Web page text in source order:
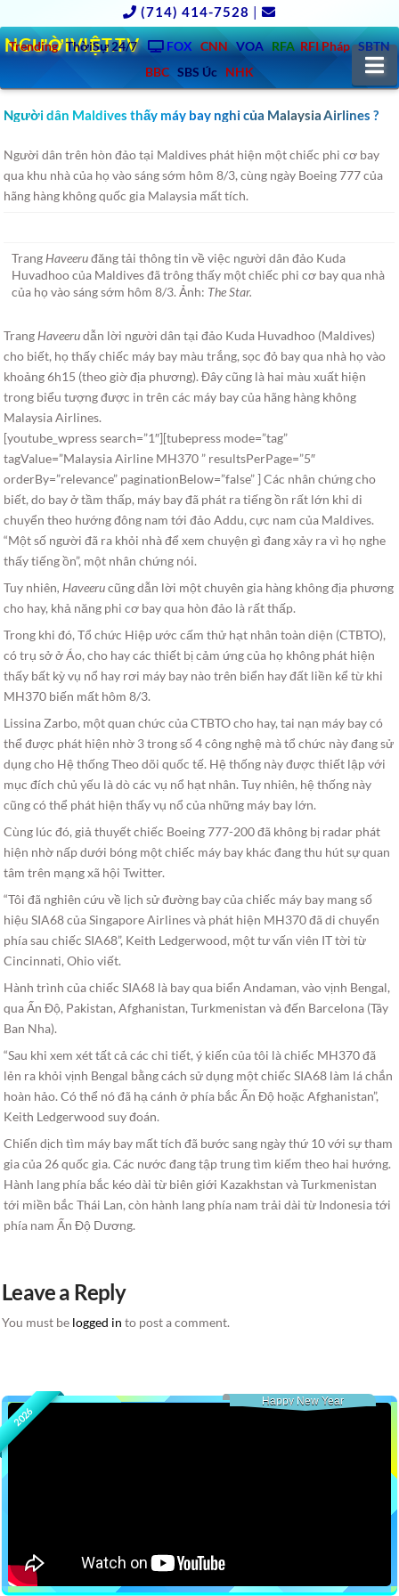
(714) 414-7528 |
Trending ThờiSự 24/7 FOX CNN VOA RFA RFI Pháp SBTN
BBC SBS Úc NHK
NGƯỜIVIỆT.TV
Người dân Maldives thấy máy bay nghi của Malaysia Airlines ?
Người dân trên hòn đảo tại Maldives phát hiện một chiếc phi cơ bay
qua khu nhà của họ vào sáng sớm hôm 8/3, cùng ngày Boeing 777 của
hãng hàng không quốc gia Malaysia mất tích.
TrangHaveeruđăng tải thông tin về việc người dân đảo Kuda
Huvadhoo của Maldives đã trông thấy một chiếc phi cơ bay qua nhà
của họ vào sáng sớm hôm 8/3. Ảnh: The Star.
Trang Haveerudẫn lời người dân tại đảo Kuda Huvadhoo (Maldives)
cho biết, họ thấy chiếc máy bay màu trắng, sọc đỏ bay qua nhà họ vào
khoảng 6h15 (theo giờ địa phương). Đây cũng là hai màu xuất hiện
trong biểu tượng được in trên các máy bay của hãng hàng không
Malaysia Airlines.
[youtube_wpress search=”1″][tubepress mode=”tag”
tagValue=”Malaysia Airline MH370 ” resultsPerPage=”5″
orderBy=”relevance” paginationBelow=”false” ] Các nhân chứng cho
biết, do bay ở tầm thấp, máy bay đã phát ra tiếng ồn rất lớn khi di
chuyển theo hướng đông nam tới đảo Addu, cực nam của Maldives.
“Một số người đã ra khỏi nhà để xem chuyện gì đang xảy ra vì họ nghe
thấy tiếng ồn”, một nhân chứng nói.
Tuy nhiên, Haveerucũng dẫn lời một chuyên gia hàng không địa phương
cho hay, khả năng phi cơ bay qua hòn đảo là rất thấp.
Trong khi đó, Tổ chức Hiệp ước cấm thử hạt nhân toàn diện (CTBTO),
có trụ sở ở Áo, cho hay các thiết bị cảm ứng của họ không phát hiện
thấy bất kỳ vụ nổ hay rơi máy bay nào trên biển hay đất liền kể từ khi
MH370 biến mất hôm 8/3.
Lissina Zarbo, một quan chức của CTBTO cho hay, tai nạn máy bay có
thể được phát hiện nhờ 3 trong số 4 công nghệ mà tổ chức này đang sử
dụng cho Hệ thống Theo dõi quốc tế. Hệ thống này được thiết lập với
mục đích chủ yếu là dò các vụ nổ hạt nhân. Tuy nhiên, hệ thống này
cũng có thể phát hiện thấy vụ nổ của những máy bay lớn.
Cùng lúc đó, giả thuyết chiếc Boeing 777-200 đã không bị radar phát
hiện nhờ nấp dưới bóng một chiếc máy bay khác đang thu hút sự quan
tâm trên mạng xã hội Twitter.
“Tôi đã nghiên cứu về lịch sử đường bay của chiếc máy bay mang số
hiệu SIA68 của Singapore Airlines và phát hiện MH370 đã di chuyển
phía sau chiếc SIA68”, Keith Ledgerwood, một tư vấn viên IT tời từ
Cincinnati, Ohio viết.
Hành trình của chiếc SIA68 là bay qua biển Andaman, vào vịnh Bengal,
qua Ấn Độ, Pakistan, Afghanistan, Turkmenistan và đến Barcelona (Tây
Ban Nha).
“Sau khi xem xét tất cả các chi tiết, ý kiến của tôi là chiếc MH370 đã
lẻn ra khỏi vịnh Bengal bằng cách sử dụng một chiếc SIA68 làm lá chắn
hoàn hảo. Có thể nó đã hạ cánh ở phía bắc Ấn Độ hoặc Afghanistan”,
Keith Ledgerwood suy đoán.
Chiến dịch tìm máy bay mất tích đã bước sang ngày thứ 10 với sự tham
gia của 26 quốc gia. Các nước đang tập trung tìm kiếm theo hai hướng.
Hành lang phía bắc kéo dài từ biên giới Kazakhstan và Turkmenistan
tới miền bắc Thái Lan, còn hành lang phía nam trải dài từ Indonesia tới
phía nam Ấn Độ Dương.
Leave a Reply
You must be logged in to post a comment.
2026
Happy New Year